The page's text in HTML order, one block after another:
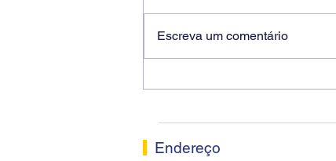
Escreva um comentário
Endereço